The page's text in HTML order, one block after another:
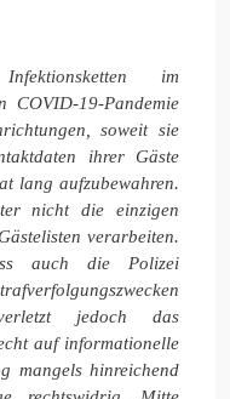
im
COVID-19-Pandemie
soweit sie
ihrer Gäste
lang aufzubewahren.
nicht die einzigen
verarbeiten.
auch die Polizei
jedoch das
auf informationelle
mangels hinreichend